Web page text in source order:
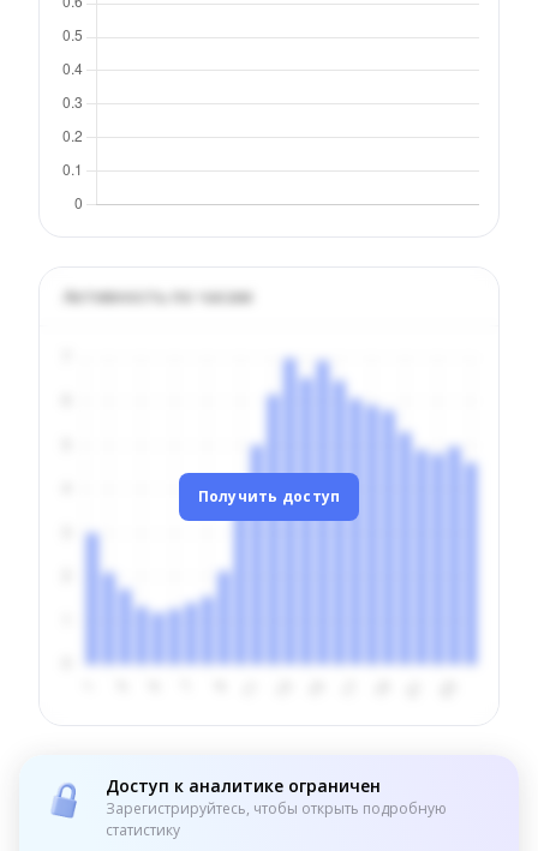
Активность по часам
Получить доступ
Доступ к аналитике ограничен
Зарегистрируйтесь, чтобы открыть подробную
статистику